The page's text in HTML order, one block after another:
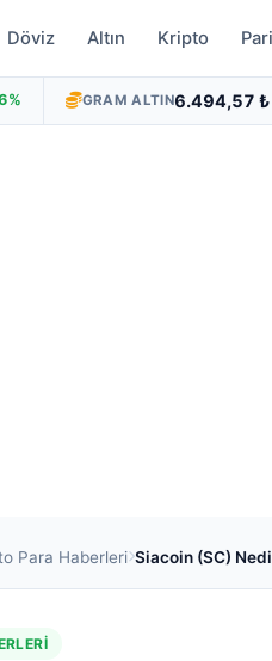
Döviz Altın Kripto
GRAM ALTIN6.494,57 ₺
Para Haberleri Siacoin (SC)